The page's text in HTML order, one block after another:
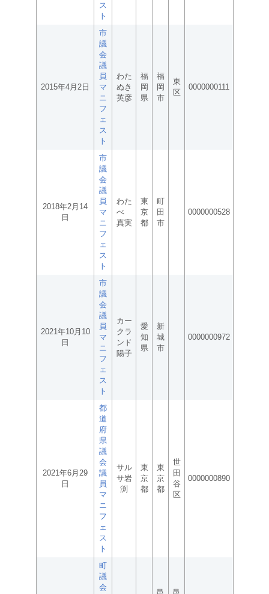
ス
ト
2015年4月2日
市
議
会
議
員
マ
ニ
フ
ェ
ス
ト
わた
ぬき
英彦
福
岡
県
福
岡
市
東
区
0000000111
2018年2月14
日
市
議
会
議
員
マ
ニ
フ
ェ
ス
ト
わた
べ
真実
東
京
都
町
田
市
0000000528
2021年10月10
日
市
議
会
議
員
マ
ニ
フ
ェ
ス
ト
カー
クラ
ンド
陽子
愛
知
県
新
城
市
0000000972
2021年6月29
日
都
道
府
県
議
会
議
員
マ
ニ
フ
ェ
ス
ト
サル
サ岩
渕
東
京
都
東
京
都
世
田
谷
区
0000000890
町
議
会